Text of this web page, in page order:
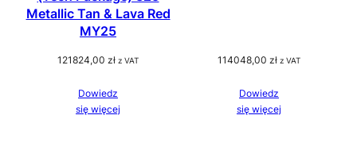
Metallic Tan & Lava Red
MY25
121824,00 zł z VAT
Dowiedz
się więcej
114048,00 zł z VAT
Dowiedz
się więcej